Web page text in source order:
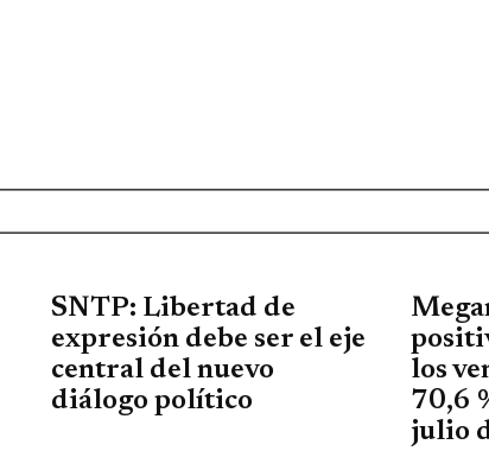
SNTP: Libertad de
expresión debe ser el eje
central del nuevo
diálogo político
los
70,6
julio